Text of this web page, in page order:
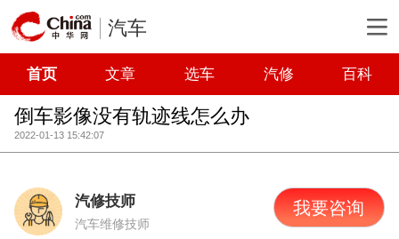
汽车
首页 文章 选车 汽修 百科
倒车影像没有轨迹线怎么办
2022-01-13 15:42:07
汽修技师
汽车维修技师
我要咨询